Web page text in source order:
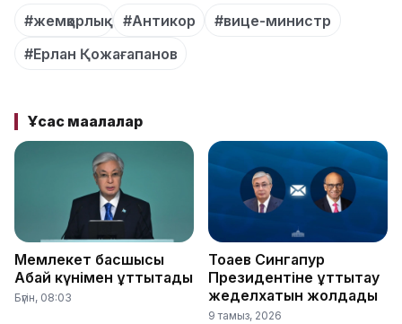
#жемқорлық #Антикор
#вице-министр
#Ерлан Қожағапанов
Ұқсас мақалалар
Мемлекет басшысы
Абай күнімен құттықтады
Бүгін, 08:03
Тоқаев Сингапур
Президентіне құттықтау
жеделхатын жолдады
9 тамыз, 2026